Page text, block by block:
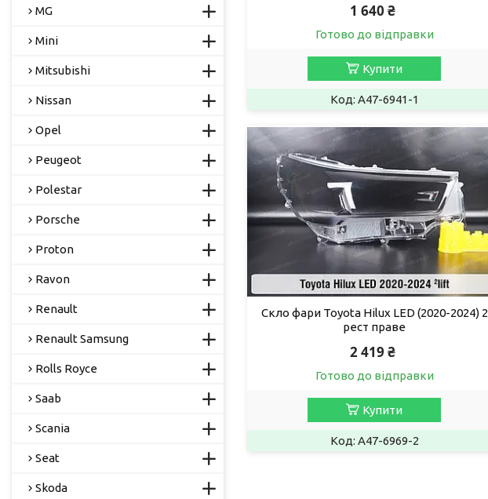
1 640 ₴
Готово до відправки
Купити
A47-6941-1
Скло фари Toyota Hilux LED (2020-2024) 2
рест праве
2 419 ₴
Готово до відправки
Купити
A47-6969-2
MG
Mini
Mitsubishi
Nissan
Opel
Peugeot
Polestar
Porsche
Proton
Ravon
Renault
Renault Samsung
Rolls Royce
Saab
Scania
Seat
Skoda